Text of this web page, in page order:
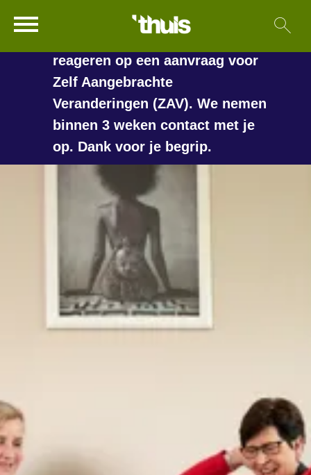
Naar hoofdinhoud
Naar hoofdnavigatiemenu
Naar zoeken
Naar de homepage
Ga naar Hoofd
langer duren voordat we
reageren op een aanvraag voor
Zelf Aangebrachte
Veranderingen (ZAV). We nemen
binnen 3 weken contact met je
op. Dank voor je begrip.